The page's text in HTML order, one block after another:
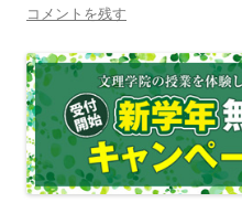
コメントを残す